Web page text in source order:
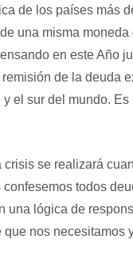
de los países más
una misma
en este Año
de la deuda
el sur del mundo.
se realizará
todos
una lógica de
nos necesitamos